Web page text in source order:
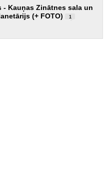
- Kauņas Zinātnes sala un
(+ FOTO)
1